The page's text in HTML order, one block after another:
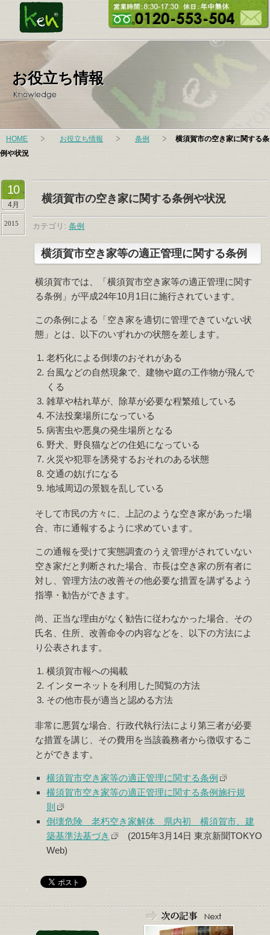
お役立ち情報
HOME お役立ち情報 条例
横須賀市の空き家に関する条
例や状況
横須賀市の空き家に関する条例や状況
10
4月
2015 カテゴリ:条例
横須賀市空き家等の適正管理に関する条例
横須賀市では、「横須賀市空き家等の適正管理に関す
る条例」が平成24年10月1日に施行されています。
この条例による「空き家を適切に管理できていない状
態」とは、以下のいずれかの状態を差します。
老朽化による倒壊のおそれがある
台風などの自然現象で、建物や庭の工作物が飛んで
くる
雑草や枯れ草が、除草が必要な程繁殖している
不法投棄場所になっている
病害虫や悪臭の発生場所となる
野犬、野良猫などの住処になっている
火災や犯罪を誘発するおそれのある状態
交通の妨げになる
地域周辺の景観を乱している
そして市民の方々に、上記のような空き家があった場
合、市に通報するように求めています。
この通報を受けて実態調査のうえ管理がされていない
空き家だと判断された場合、市長は空き家の所有者に
対し、管理方法の改善その他必要な措置を講ずるよう
指導・勧告ができます。
尚、正当な理由がなく勧告に従わなかった場合、その
氏名、住所、改善命令の内容などを、以下の方法によ
り公表されます。
横須賀市報への掲載
インターネットを利用した閲覧の方法
その他市長が適当と認める方法
非常に悪質な場合、行政代執行法により第三者が必要
な措置を講じ、その費用を当該義務者から徴収するこ
とができます。
横須賀市空き家等の適正管理に関する条例
横須賀市空き家等の適正管理に関する条例施行規
則
倒壊危険 老朽空き家解体 県内初 横須賀市、建
築基準法基づき
(2015年3月14日 東京新聞TOKYO
Web)